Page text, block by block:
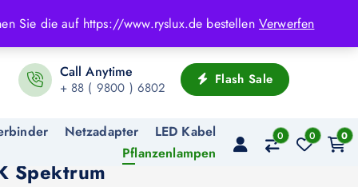
Sie die auf https://www.ryslux.de bestellen Verwerfen
Call Anytime
+ 88 ( 9800 ) 6802 Flash Sale
Netzadapter
LED Kabel
Pflanzenlampen
0 0 0
Spektrum